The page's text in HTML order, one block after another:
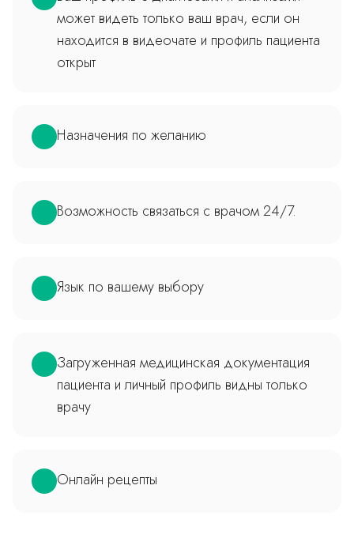
может видеть только ваш врач, если он
находится в видеочате и профиль пациента
открыт
Назначения по желанию
Возможность связаться с врачом 24/7.
Язык по вашему выбору
Загруженная медицинская документация
пациента и личный профиль видны только
врачу
Онлайн рецепты